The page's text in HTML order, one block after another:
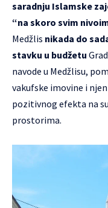
saradnju Islamske
“na skoro svim
Medžlis nikada do
stavku u budžetu
navode u Medžlisu,
vakufske imovine i
pozitivnog efekta na
prostorima.